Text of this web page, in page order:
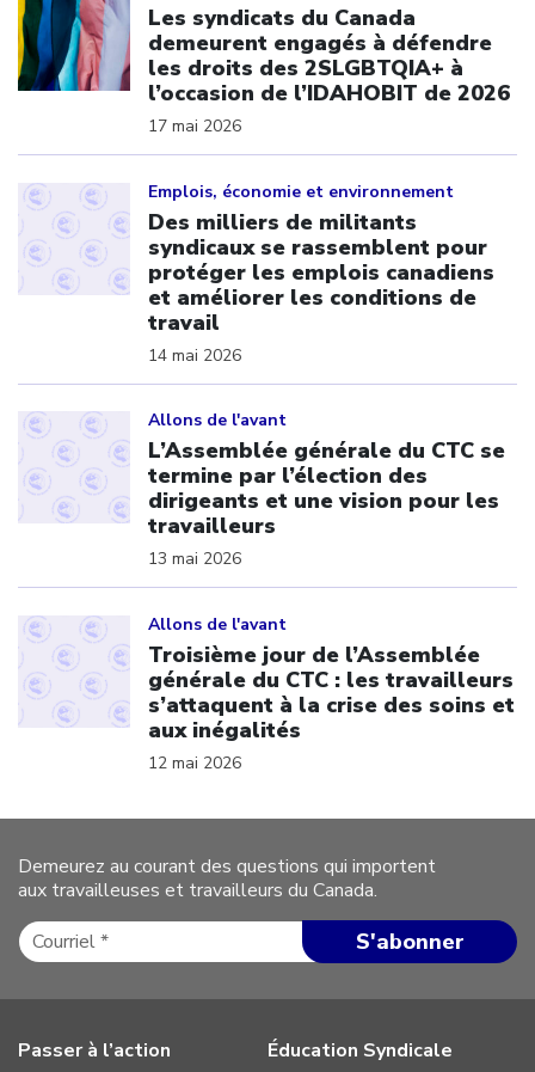
Les syndicats du Canada
demeurent engagés à défendre
les droits des 2SLGBTQIA+ à
l’occasion de l’IDAHOBIT de 2026
17 mai 2026
Emplois, économie et environnement
Des milliers de militants
syndicaux se rassemblent pour
protéger les emplois canadiens
et améliorer les conditions de
travail
14 mai 2026
Allons de l'avant
L’Assemblée générale du CTC se
termine par l’élection des
dirigeants et une vision pour les
travailleurs
13 mai 2026
Allons de l'avant
Troisième jour de l’Assemblée
générale du CTC : les travailleurs
s’attaquent à la crise des soins et
aux inégalités
12 mai 2026
Demeurez au courant des questions qui importent
aux travailleuses et travailleurs du Canada.
Passer à l’action
Éducation Syndicale